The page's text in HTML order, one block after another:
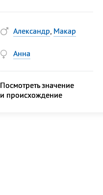
Александр, Макар
Анна
Посмотреть значение
и происхождение